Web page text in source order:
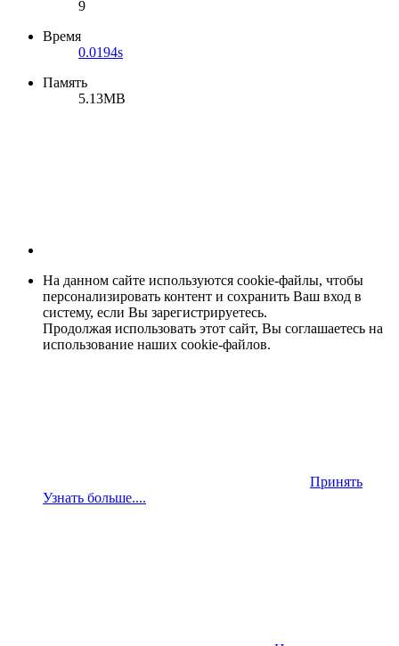
9
Время
0.0194s
Память
5.13MB
На данном сайте используются cookie-файлы, чтобы
персонализировать контент и сохранить Ваш вход в
систему, если Вы зарегистрируетесь.
Продолжая использовать этот сайт, Вы соглашаетесь на
использование наших cookie-файлов.
Принять
Узнать больше....